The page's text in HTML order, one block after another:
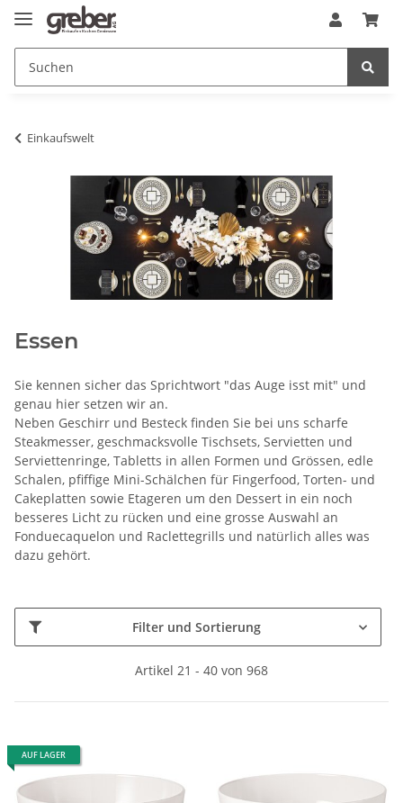
Einkaufswelt
Essen
Sie kennen sicher das Sprichtwort "das Auge isst mit" und
genau hier setzen wir an.
Neben Geschirr und Besteck finden Sie bei uns scharfe
Steakmesser, geschmacksvolle Tischsets, Servietten und
Serviettenringe, Tabletts in allen Formen und Grössen, edle
Schalen, pfiffige Mini-Schälchen für Fingerfood, Torten- und
Cakeplatten sowie Etageren um den Dessert in ein noch
besseres Licht zu rücken und eine grosse Auswahl an
Fonduecaquelon und Raclettegrills und natürlich alles was
dazu gehört.
Filter und Sortierung
Artikel 21 - 40 von 968
AUF LAGER